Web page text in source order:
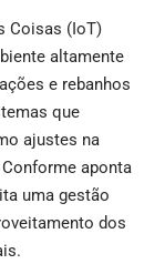
Coisas (IoT)
altamente
e rebanhos
que
ajustes na
aponta
uma gestão
dos